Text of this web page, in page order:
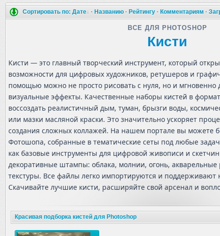
Сортировать по: Дате · Названию · Рейтингу · Комментариям ·
ВСЕ ДЛЯ PHOTOSHOP
Кисти
Кисти — это главный творческий инструмент, который
возможности для цифровых художников, ретушеров и
помощью можно не просто рисовать с нуля, но и мгновенно
визуальные эффекты. Качественные наборы кистей в
воссоздать реалистичный дым, туман, брызги воды,
или мазки масляной краски. Это значительно ускоряет
создания сложных коллажей. На нашем портале вы можете
Фотошопа, собранные в тематические сеты под любые
как базовые инструменты для цифровой живописи и
декоративные штампы: облака, молнии, огонь,
текстуры. Все файлы легко импортируются и поддерживают
Скачивайте лучшие кисти, расширяйте свой арсенал и
Красивая подборка кистей для Photoshop